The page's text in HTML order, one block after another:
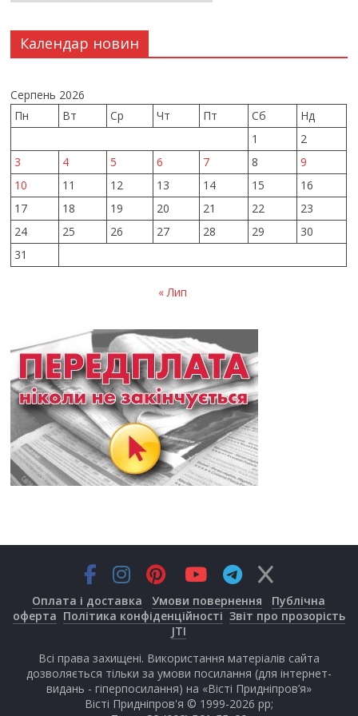
Календар новин
Серпень 2026
Пн
Вт Ср Чт Пт Сб
Нд
1
2
3
4 5 6 7 8
9
10
11 12 13 14 15
16
17
18 19 20 21 22
23
24
25 26 27 28 29
30
31
« Лип
Оплата і доставка Умови повернення
Публічна
оферта Політика конфіденційності Звіт про прозорість
JTI
Всі права захищені. Використання матеріалів сайта
дозволяється тільки за умови посилання (для інтернет-
видань - гіперпосилання) на «Вісті Придніпров’я»
Вісті Придніпров'я © 1999-2026 рр;